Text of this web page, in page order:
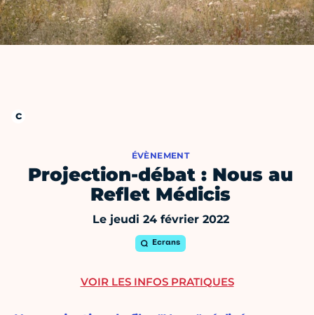
ÉVÈNEMENT
Projection-débat : Nous au
Reflet Médicis
Le jeudi 24 février 2022
Ecrans
VOIR LES INFOS PRATIQUES